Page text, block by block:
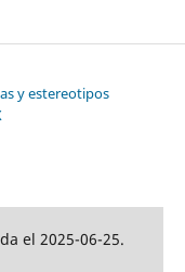
y estereotipos
el 2025-06-25.